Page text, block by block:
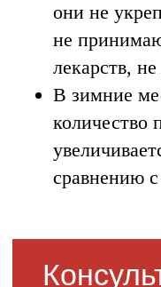
они не
не
лекарств,
В зимние
количество
сравнению